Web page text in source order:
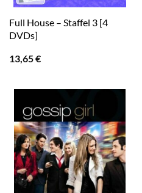
Full House – Staffel 3 [4
DVDs]
13,65€